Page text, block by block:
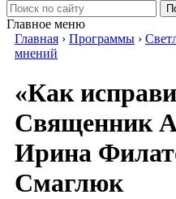
Главное меню
Главная › Программы ›
мнений
«Как
Священник
Ирина
Смаглюк